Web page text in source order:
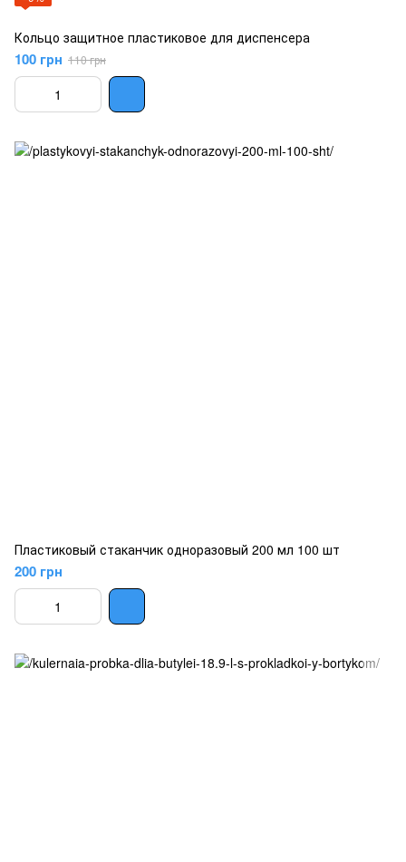
Кольцо защитное пластиковое для диспенсера
100 грн 110 грн
Пластиковый стаканчик одноразовый 200 мл 100 шт
200 грн